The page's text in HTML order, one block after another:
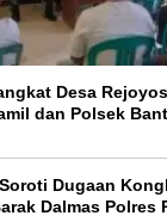
Desa
dan Polsek
Dugaan
Dalmas Polres